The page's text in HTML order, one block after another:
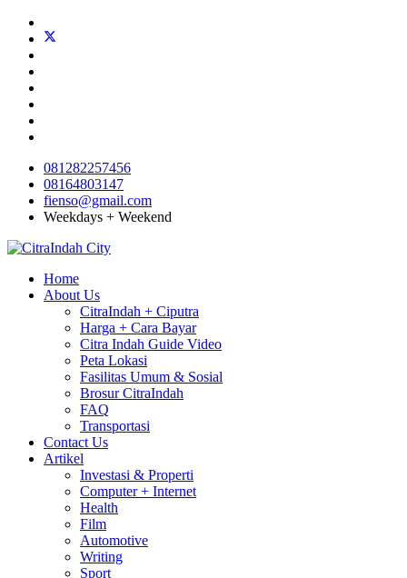
081282257456
08164803147
fienso@gmail.com
Weekdays + Weekend
Home
About Us
CitraIndah + Ciputra
Harga + Cara Bayar
Citra Indah Guide Video
Peta Lokasi
Fasilitas Umum & Sosial
Brosur CitraIndah
FAQ
Transportasi
Contact Us
Artikel
Investasi & Properti
Computer + Internet
Health
Film
Automotive
Writing
Sport